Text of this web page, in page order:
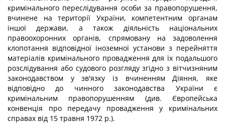
кримінального переслідування особи за правопорушення,
вчинене на території України, компетентним органам
іншої держави, а також діяльність національних
правоохоронних органів, спрямовану на задоволення
клопотання відповідної іноземної установи з перейняття
матеріалів кримінального провадження для їх подальшого
розслідування або судового розгляду згідно з вітчизняним
законодавством у зв'язку із вчиненням Діяння, яке
відповідно до чинного законодавства України є
кримінальним правопорушенням (див. Європейська
конвенція про передачу провадження у кримінальних
справах від 15 травня 1972 p.).